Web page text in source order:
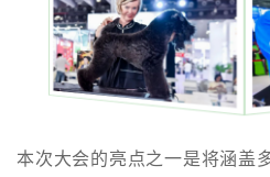
本次大会的亮点之一是将涵盖